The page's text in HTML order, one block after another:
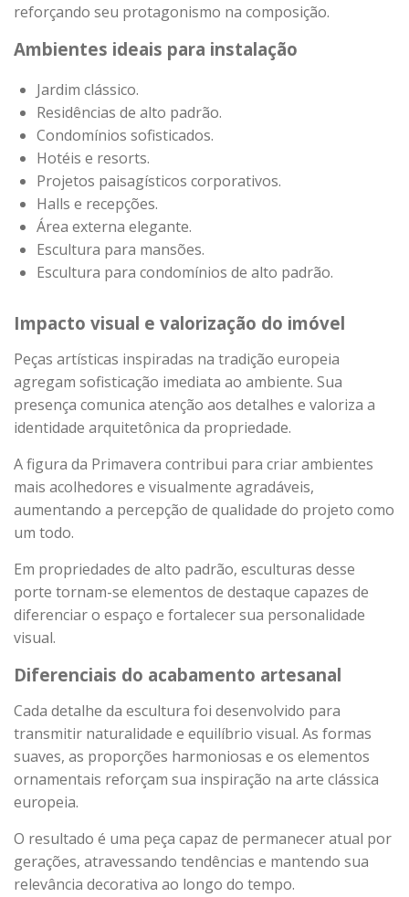
reforçando seu protagonismo na composição.
Ambientes ideais para instalação
Jardim clássico.
Residências de alto padrão.
Condomínios sofisticados.
Hotéis e resorts.
Projetos paisagísticos corporativos.
Halls e recepções.
Área externa elegante.
Escultura para mansões.
Escultura para condomínios de alto padrão.
Impacto visual e valorização do imóvel
Peças artísticas inspiradas na tradição europeia
agregam sofisticação imediata ao ambiente. Sua
presença comunica atenção aos detalhes e valoriza a
identidade arquitetônica da propriedade.
A figura da Primavera contribui para criar ambientes
mais acolhedores e visualmente agradáveis,
aumentando a percepção de qualidade do projeto como
um todo.
Em propriedades de alto padrão, esculturas desse
porte tornam-se elementos de destaque capazes de
diferenciar o espaço e fortalecer sua personalidade
visual.
Diferenciais do acabamento artesanal
Cada detalhe da escultura foi desenvolvido para
transmitir naturalidade e equilíbrio visual. As formas
suaves, as proporções harmoniosas e os elementos
ornamentais reforçam sua inspiração na arte clássica
europeia.
O resultado é uma peça capaz de permanecer atual por
gerações, atravessando tendências e mantendo sua
relevância decorativa ao longo do tempo.